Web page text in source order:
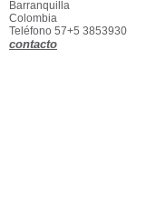
Barranquilla
Colombia
Teléfono 57+5 3853930
contacto